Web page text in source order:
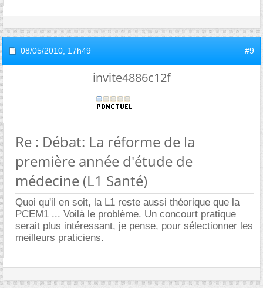
08/05/2010, 17h49 #9
invite4886c12f
Re : Débat: La réforme de la
première année d'étude de
médecine (L1 Santé)
Quoi qu'il en soit, la L1 reste aussi théorique que la
PCEM1 ... Voilà le problème. Un concourt pratique
serait plus intéressant, je pense, pour sélectionner les
meilleurs praticiens.